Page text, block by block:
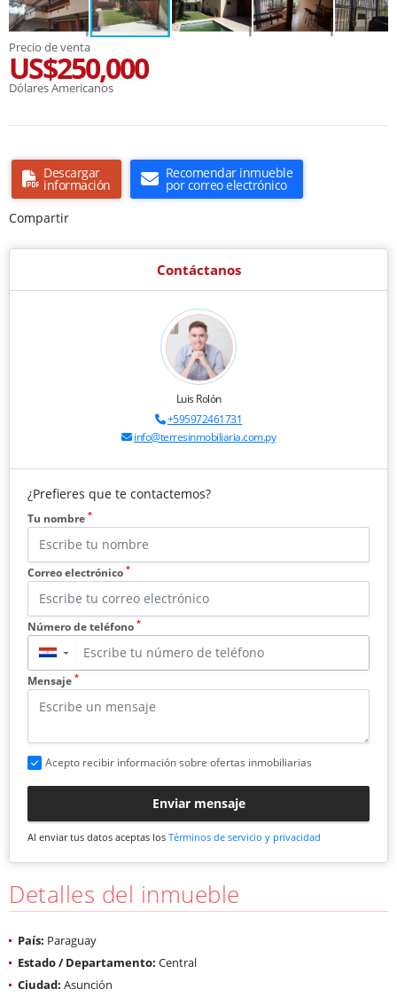
Precio de venta
US$250,000
Dólares Americanos
Descargar
información
Recomendar inmueble
por correo electrónico
Compartir
Contáctanos
Luis Rolón
+595972461731
info@terresinmobiliaria.com.py
¿Prefieres que te contactemos?
Tu nombre *
Correo electrónico *
Número de teléfono *
▼
Mensaje *
Acepto recibir información sobre ofertas inmobiliarias
Enviar mensaje
Al enviar tus datos aceptas los Términos de servicio y privacidad
Detalles del inmueble
País: Paraguay
Estado / Departamento: Central
Ciudad: Asunción